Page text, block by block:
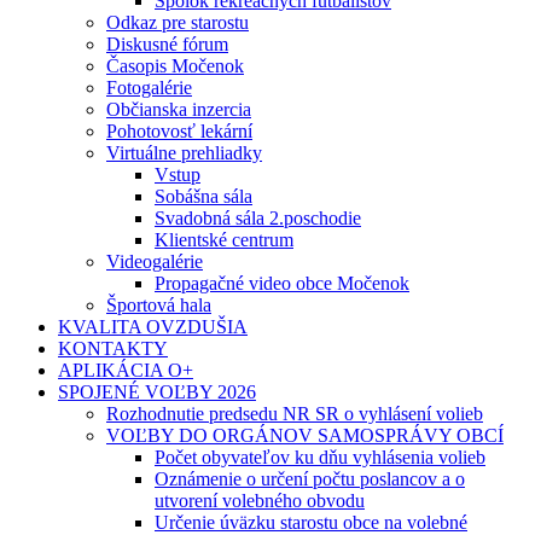
Odkaz pre starostu
Diskusné fórum
Časopis Močenok
Fotogalérie
Občianska inzercia
Pohotovosť lekární
Virtuálne prehliadky
Vstup
Sobášna sála
Svadobná sála 2.poschodie
Klientské centrum
Videogalérie
Propagačné video obce Močenok
Športová hala
KVALITA OVZDUŠIA
KONTAKTY
APLIKÁCIA O+
SPOJENÉ VOĽBY 2026
Rozhodnutie predsedu NR SR o vyhlásení volieb
VOĽBY DO ORGÁNOV SAMOSPRÁVY OBCÍ
Počet obyvateľov ku dňu vyhlásenia volieb
Oznámenie o určení počtu poslancov a o
utvorení volebného obvodu
Určenie úväzku starostu obce na volebné